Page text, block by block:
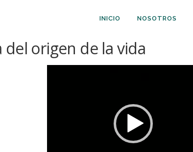
INICIO NOSOTROS
origen de la vida